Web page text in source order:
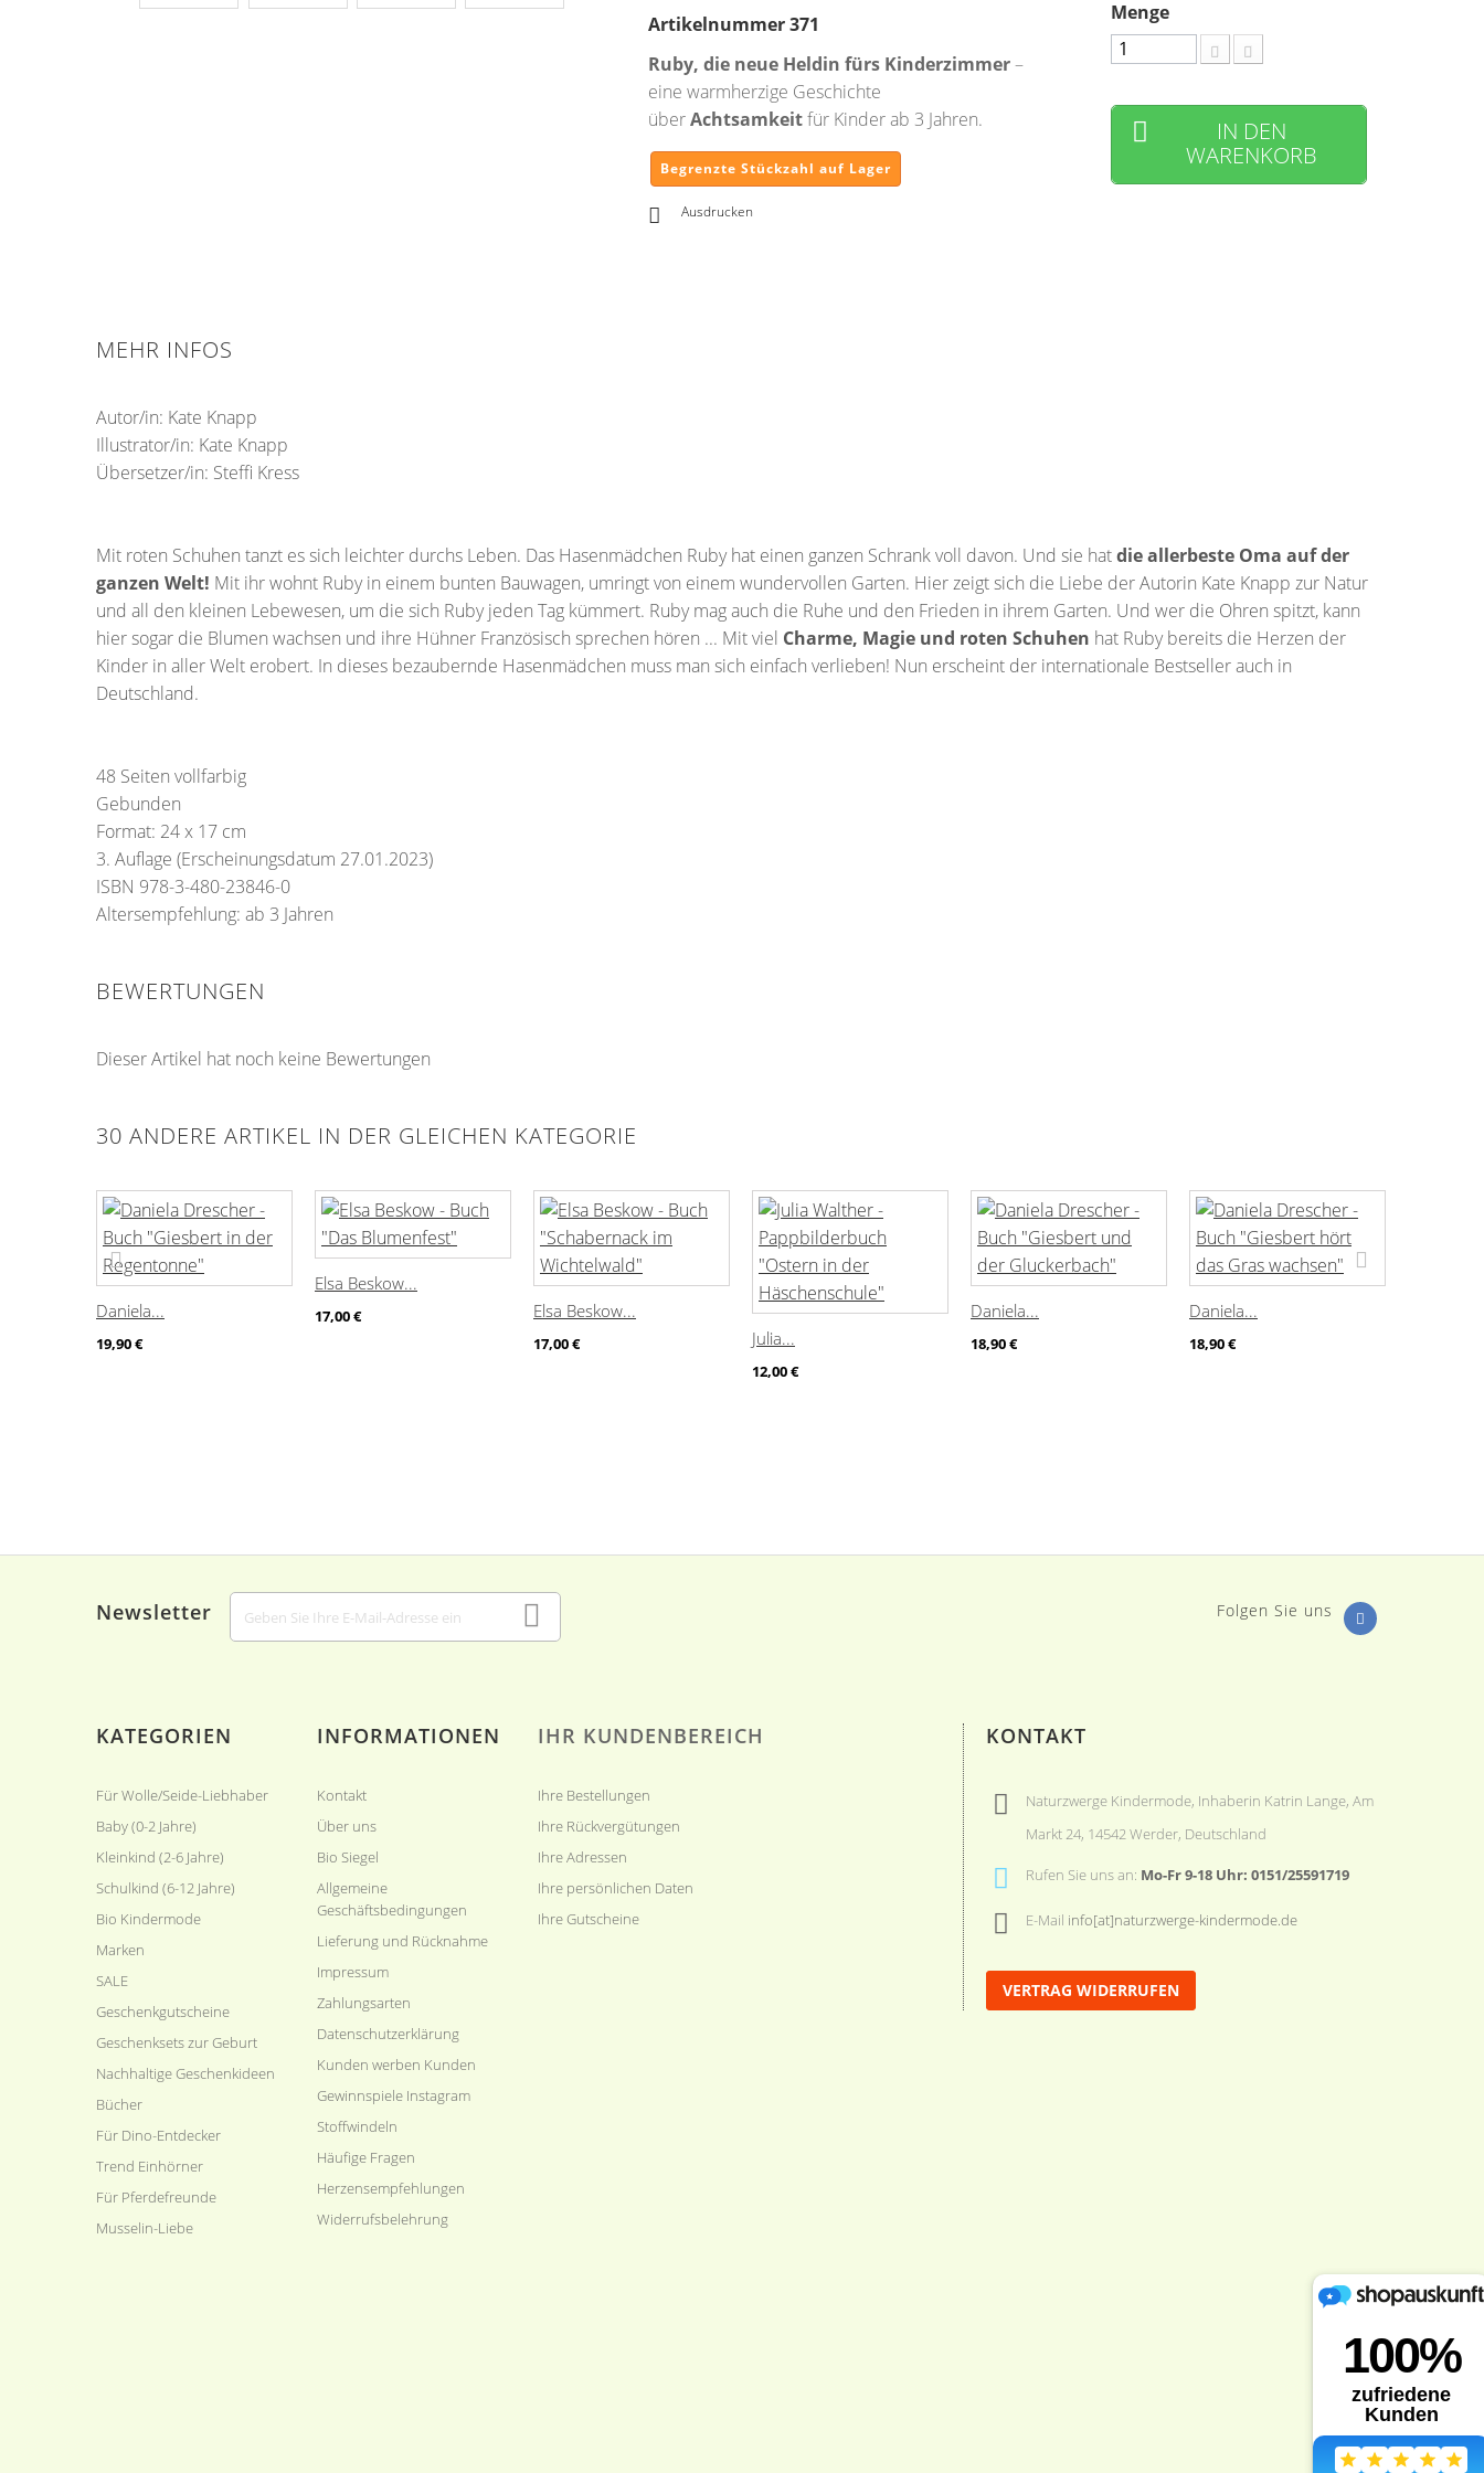
Artikelnummer371
Ruby, die neue Heldin fürs Kinderzimmer–
eine warmherzige Geschichte
überAchtsamkeitfür Kinder ab 3 Jahren.
Begrenzte Stückzahl auf Lager
Ausdrucken
Menge
IN DEN
WARENKORB
MEHR INFOS
Autor/in: Kate Knapp
Illustrator/in: Kate Knapp
Übersetzer/in: Steffi Kress
Mit roten Schuhen tanzt es sich leichter durchs Leben. Das Hasenmädchen Ruby hat einen ganzen Schrankvoll davon. Und sie hatdie allerbeste Oma auf der
ganzen Welt! Mit ihr wohnt Ruby in einem bunten Bauwagen, umringt von einem wundervollen Garten. Hier zeigt sich die Liebe der Autorin Kate Knapp zur Natur
und all den kleinen Lebewesen, um die sich Ruby jeden Tag kümmert. Ruby mag auch die Ruhe und den Frieden in ihrem Garten. Und wer die Ohren spitzt, kann
hier sogar die Blumen wachsen und ihre Hühner Französisch sprechen hören ... Mit viel Charme, Magie und roten Schuhen hat Ruby bereits die Herzen der
Kinder in aller Welt erobert. In dieses bezaubernde Hasenmädchen muss man sich einfach verlieben! Nun erscheint der internationale Bestseller auch in
Deutschland.
48 Seiten vollfarbig
Gebunden
Format: 24 x 17 cm
3. Auflage (Erscheinungsdatum 27.01.2023)
ISBN 978-3-480-23846-0
Altersempfehlung: ab 3 Jahren
BEWERTUNGEN
Dieser Artikel hat noch keine Bewertungen
30 ANDERE ARTIKEL IN DER GLEICHEN KATEGORIE
Daniela...
19,90 €
Elsa Beskow...
17,00 € Elsa Beskow...
17,00 € Julia...
12,00 €
Daniela...
18,90 €
Daniela...
18,90 €
Newsletter Folgen Sie uns
KATEGORIEN
Für Wolle/Seide-Liebhaber
Baby (0-2 Jahre)
Kleinkind (2-6 Jahre)
Schulkind (6-12 Jahre)
Bio Kindermode
Marken
SALE
Geschenkgutscheine
Geschenksets zur Geburt
Nachhaltige Geschenkideen
Bücher
Für Dino-Entdecker
Trend Einhörner
Für Pferdefreunde
Musselin-Liebe
INFORMATIONEN
Kontakt
Über uns
Bio Siegel
Allgemeine
Geschäftsbedingungen
Lieferung und Rücknahme
Impressum
Zahlungsarten
Datenschutzerklärung
Kunden werben Kunden
Gewinnspiele Instagram
Stoffwindeln
Häufige Fragen
Herzensempfehlungen
Widerrufsbelehrung
IHR KUNDENBEREICH
Ihre Bestellungen
Ihre Rückvergütungen
Ihre Adressen
Ihre persönlichen Daten
Ihre Gutscheine
KONTAKT
Naturzwerge Kindermode, Inhaberin Katrin Lange, Am
Markt 24, 14542 Werder, Deutschland
Rufen Sie uns an: Mo-Fr 9-18 Uhr: 0151/25591719
E-Mail info[at]naturzwerge-kindermode.de
VERTRAG WIDERRUFEN